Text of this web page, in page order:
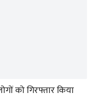
को गिरफ्तार किया